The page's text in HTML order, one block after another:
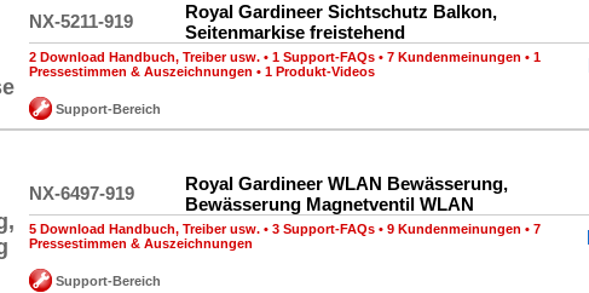
NX-5211-919
Royal Gardineer Sichtschutz Balkon,
Seitenmarkise freistehend
2 Download Handbuch, Treiber usw. • 1 Support-FAQs • 7 Kundenmeinungen • 1
Pressestimmen & Auszeichnungen • 1 Produkt-Videos
Support-Bereich
NX-6497-919
Royal Gardineer WLAN Bewässerung,
Bewässerung Magnetventil WLAN
5 Download Handbuch, Treiber usw. • 3 Support-FAQs • 9 Kundenmeinungen • 7
Pressestimmen & Auszeichnungen
Support-Bereich